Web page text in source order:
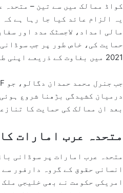
کواڈ ممالک میں سے تین – متحدہ
یہ الزام عائد کیا جا رہا ہے
مالی امداد، لاجسٹک مدد اور
2021 میں بغاوت کے ذریعے اپنی طاقت مستحکم کی۔
درمیان کشیدگی بڑھنا شروع
بعد ان ممالک کی حمایت کا
متحدہ عرب امارات
انسانی حقوق کے گروہ دارفور